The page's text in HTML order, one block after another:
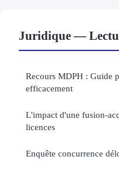
Juridique —
Recours MDPH : Guide
efficacement
L'impact d'une fusion-
licences
Enquête concurrence